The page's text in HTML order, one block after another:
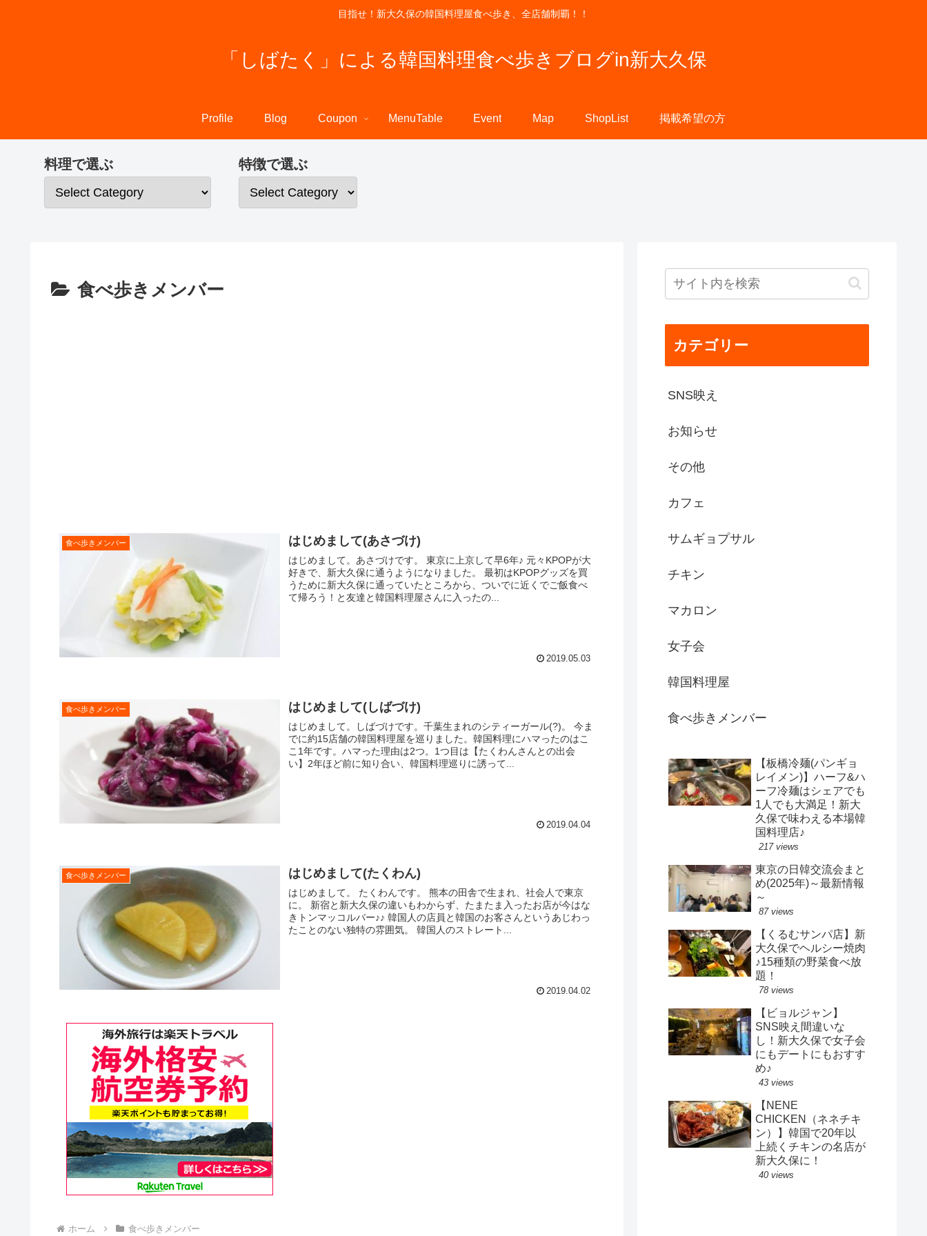
目指せ！新大久保の韓国料理屋食べ歩き、全店舗制覇！！
「しばたく」による韓国料理食べ歩きブログin新大久保
Profile Blog Coupon MenuTable Event Map ShopList 掲載希望の方
料理で選ぶ 特徴で選ぶ
食べ歩きメンバー
食べ歩きメンバー はじめまして(あさづけ)
はじめまして。あさづけです。 東京に上京して早6年♪ 元々KPOPが大
好きで、新大久保に通うようになりました。 最初はKPOPグッズを買
うために新大久保に通っていたところから、ついでに近くでご飯食べ
て帰ろう！と友達と韓国料理屋さんに入ったの...
2019.05.03
食べ歩きメンバー はじめまして(しばづけ)
はじめまして。しばづけです。千葉生まれのシティーガール(?)。 今ま
でに約15店舗の韓国料理屋を巡りました。韓国料理にハマったのはこ
こ1年です。ハマった理由は2つ。1つ目は【たくわんさんとの出会
い】2年ほど前に知り合い、韓国料理巡りに誘って...
2019.04.04
食べ歩きメンバー はじめまして(たくわん)
はじめまして。 たくわんです。 熊本の田舎で生まれ、社会人で東京
に。 新宿と新大久保の違いもわからず、たまたま入ったお店が今はな
きトンマッコルバー♪♪ 韓国人の店員と韓国のお客さんというあじわっ
たことのない独特の雰囲気。 韓国人のストレート...
2019.04.02
ホーム 食べ歩きメンバー
カテゴリー
SNS映え
お知らせ
その他
カフェ
サムギョプサル
チキン
マカロン
女子会
韓国料理屋
食べ歩きメンバー
【板橋冷麺(パンギョ
レイメン)】ハーフ&ハ
ーフ冷麺はシェアでも
1人でも大満足！新大
久保で味わえる本場韓
国料理店♪
217 views
東京の日韓交流会まと
め(2025年)～最新情報
～
87 views
【くるむサンパ店】新
大久保でヘルシー焼肉
♪15種類の野菜食べ放
題！
78 views
【ビョルジャン】
SNS映え間違いな
し！新大久保で女子会
にもデートにもおすす
め♪
43 views
【NENE
CHICKEN（ネネチキ
ン）】韓国で20年以
上続くチキンの名店が
新大久保に！
40 views